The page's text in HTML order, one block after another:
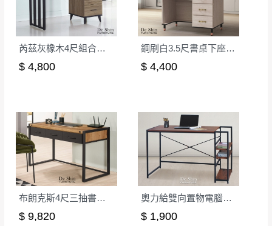
訂購前請先確認 商品款式、尺寸、材質是否符合您的
居家需求。
商品顏色可能會因拍攝燈光、電腦解析度、螢幕設定
及個人觀感等因素,造成實品與網頁上有所差異,此並非
瑕疵,請以實際收到之商品顏色為準,敬請見諒。
此販售商品
不含情境圖內之擺設物品， 以品名和文案
介紹之商品項目為主。
訂購前請務必丈量擺放空間是否足夠，並自行確認居
家空間格局、樓梯或電梯大小是否能夠正常搬運進
入，若因特殊地形與建築物等限制而導致無法配送，
芮茲灰橡木4尺組合書桌(241)
$ 4,800
鋼刷白3.5尺書桌下座(600)
$ 4,400
布朗克斯4尺三抽書桌(不含椅)
$ 9,820
奧力給雙向置物電腦工作桌(胡桃色)
$ 1,900